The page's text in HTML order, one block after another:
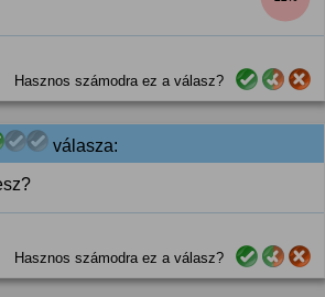
Hasznos számodra ez a válasz?
válasza:
Hasznos számodra ez a válasz?